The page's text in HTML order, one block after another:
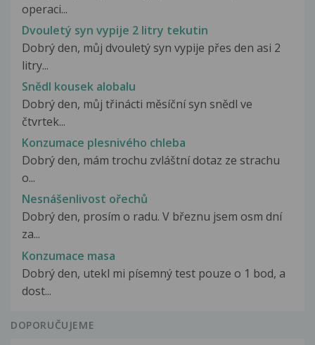
operaci...
Dvouletý syn vypije 2 litry tekutin
Dobrý den, můj dvouletý syn vypije přes den asi 2
litry...
Snědl kousek alobalu
Dobrý den, můj třinácti měsíční syn snědl ve
čtvrtek...
Konzumace plesnivého chleba
Dobrý den, mám trochu zvláštní dotaz ze strachu
o...
Nesnášenlivost ořechů
Dobrý den, prosím o radu. V březnu jsem osm dní
za...
Konzumace masa
Dobrý den, utekl mi písemný test pouze o 1 bod, a
dost...
DOPORUČUJEME